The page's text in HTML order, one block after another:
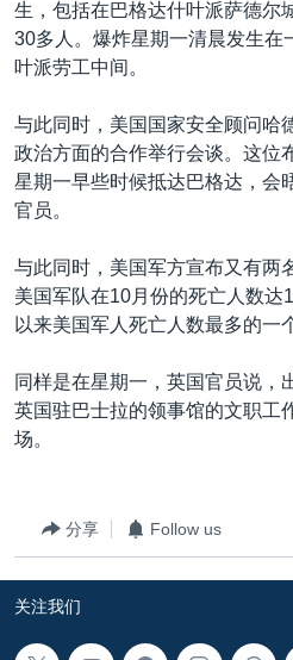
到
导
转
到
检
最新国际新闻
印太
欧洲
非洲
美洲
全球议题
分类新闻
经济·金融·贸易
科教·文娱·体健
军事
劳工
环境
美中关系
白宫要闻
国会报道
美中关系
美国建国250周年
埃博拉疫情
重要讲话与声明
关注西藏
关注新疆
GEN Z 看美国
VOA视频
VOA今日焦点
中文广播
关注我们
其他语言网站
生，包括在巴格达什叶派萨德尔
30多人。爆炸星期一清晨发生在
叶派劳工中间。
与此同时，美国国家安全顾问哈
政治方面的合作举行会谈。这位
星期一早些时候抵达巴格达，会
官员。
与此同时，美国军方宣布又有两
美国军队在10月份的死亡人数达
以来美国军人死亡人数最多的一
同样是在星期一，英国官员说，
英国驻巴士拉的领事馆的文职工
场。
分享 Follow us
关注我们